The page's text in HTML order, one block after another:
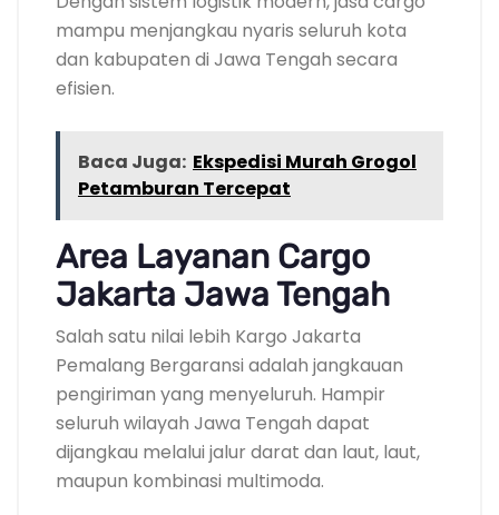
mampu menjangkau nyaris seluruh kota
dan kabupaten di Jawa Tengah secara
efisien.
Baca Juga: Ekspedisi Murah Grogol
Petamburan Tercepat
Area Layanan Cargo
Jakarta Jawa Tengah
Salah satu nilai lebih Kargo Jakarta
Pemalang Bergaransi adalah jangkauan
pengiriman yang menyeluruh. Hampir
seluruh wilayah Jawa Tengah dapat
dijangkau melalui jalur darat dan laut, laut,
maupun kombinasi multimoda.